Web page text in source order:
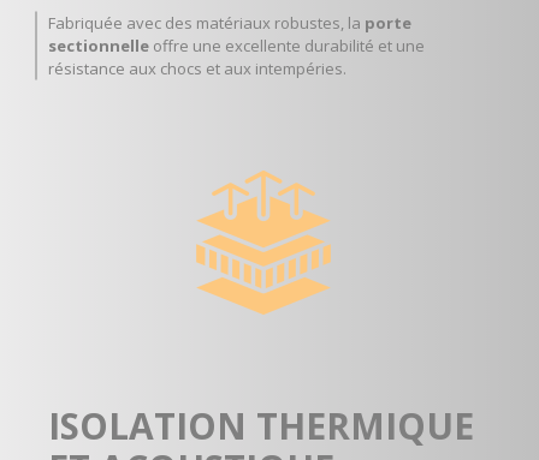
Fabriquée avec des matériaux robustes, la porte
sectionnelle offre une excellente durabilité et une
résistance aux chocs et aux intempéries.
ISOLATION THERMIQUE